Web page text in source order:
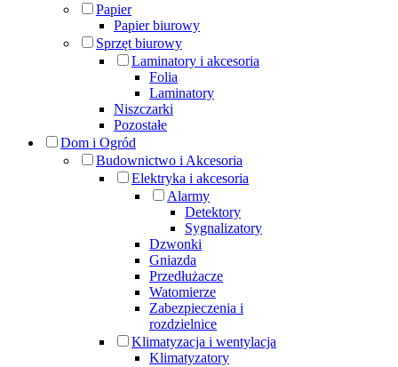
Papier
Papier biurowy
Sprzęt biurowy
Laminatory i akcesoria
Folia
Laminatory
Niszczarki
Pozostałe
Dom i Ogród
Budownictwo i Akcesoria
Elektryka i akcesoria
Alarmy
Detektory
Sygnalizatory
Dzwonki
Gniazda
Przedłużacze
Watomierze
Zabezpieczenia i
rozdzielnice
Klimatyzacja i wentylacja
Klimatyzatory